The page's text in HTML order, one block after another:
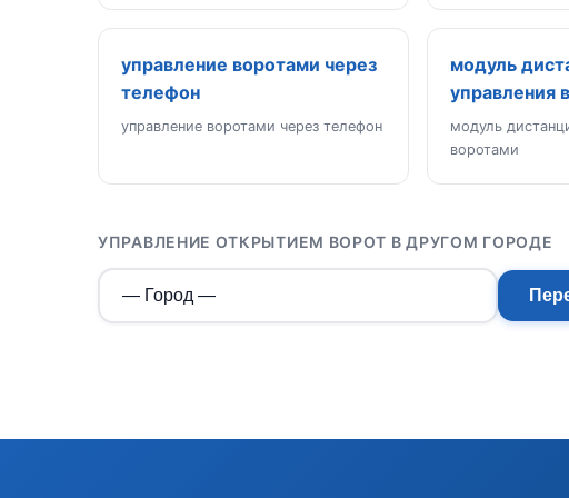
управление воротами через
телефон
управление воротами через телефон
модуль
управления
модуль
воротами
УПРАВЛЕНИЕ ОТКРЫТИЕМ ВОРОТ В ДРУГОМ ГОРОДЕ